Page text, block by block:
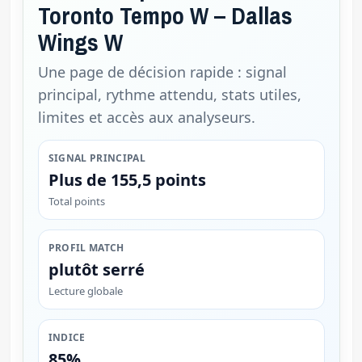
Toronto Tempo W – Dallas
Wings W
Une page de décision rapide : signal
principal, rythme attendu, stats utiles,
limites et accès aux analyseurs.
SIGNAL PRINCIPAL
Plus de 155,5 points
Total points
PROFIL MATCH
plutôt serré
Lecture globale
INDICE